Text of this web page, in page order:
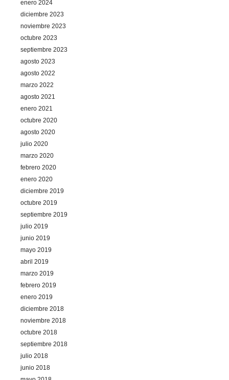
enero 2024
diciembre 2023
noviembre 2023
octubre 2023
septiembre 2023
agosto 2023
agosto 2022
marzo 2022
agosto 2021
enero 2021
octubre 2020
agosto 2020
julio 2020
marzo 2020
febrero 2020
enero 2020
diciembre 2019
octubre 2019
septiembre 2019
julio 2019
junio 2019
mayo 2019
abril 2019
marzo 2019
febrero 2019
enero 2019
diciembre 2018
noviembre 2018
octubre 2018
septiembre 2018
julio 2018
junio 2018